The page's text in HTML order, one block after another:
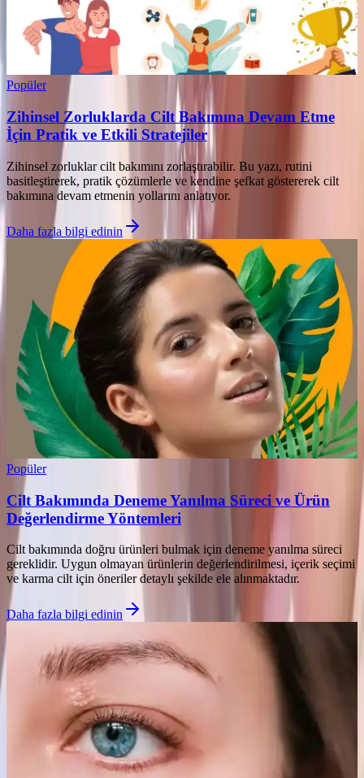
Popüler
Zihinsel Zorluklarda Cilt Bakımına Devam Etme
İçin Pratik ve Etkili Stratejiler
Zihinsel zorluklar cilt bakımını zorlaştırabilir. Bu yazı, rutini
basitleştirerek, pratik çözümlerle ve kendine şefkat göstererek cilt
bakımına devam etmenin yollarını anlatıyor.
Daha fazla bilgi edinin
Popüler
Cilt Bakımında Deneme Yanılma Süreci ve Ürün
Değerlendirme Yöntemleri
Cilt bakımında doğru ürünleri bulmak için deneme yanılma süreci
gereklidir. Uygun olmayan ürünlerin değerlendirilmesi, içerik seçimi
ve karma cilt için öneriler detaylı şekilde ele alınmaktadır.
Daha fazla bilgi edinin